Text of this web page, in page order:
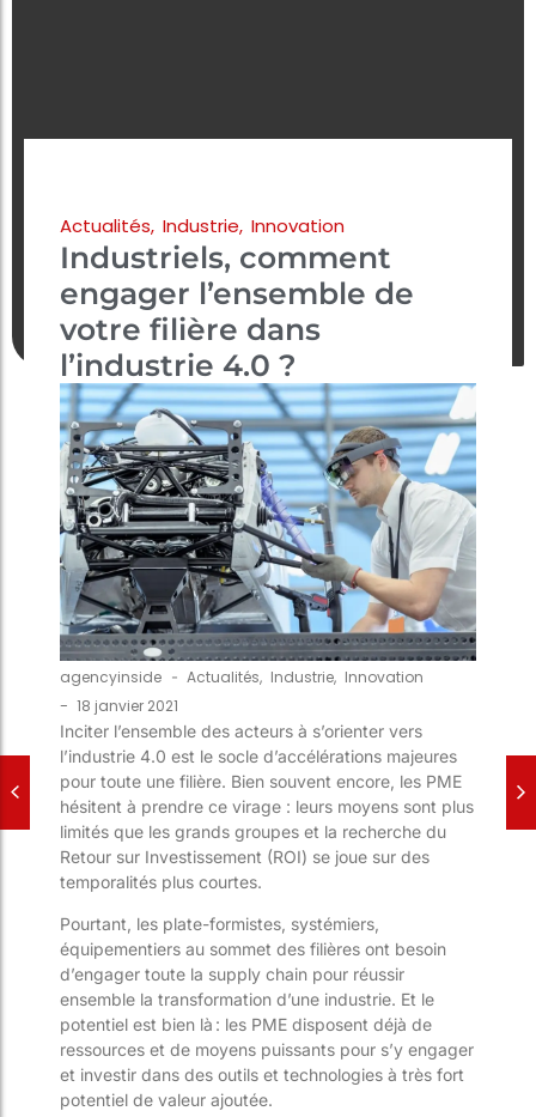
Actualités, Industrie, Innovation
Industriels, comment
engager l’ensemble de
votre filière dans
l’industrie 4.0 ?
agencyinside - Actualités, Industrie, Innovation
- 18 janvier 2021
Inciter l’ensemble des acteurs à s’orienter vers
l’industrie 4.0 est le socle d’accélérations majeures
pour toute une filière. Bien souvent encore, les PME
hésitent à prendre ce virage : leurs moyens sont plus
limités que les grands groupes et la recherche du
Retour sur Investissement (ROI) se joue sur des
temporalités plus courtes.
Pourtant, les plate-formistes, systémiers,
équipementiers au sommet des filières ont besoin
d’engager toute la supply chain pour réussir
ensemble la transformation d’une industrie. Et le
potentiel est bien là : les PME disposent déjà de
ressources et de moyens puissants pour s’y engager
et investir dans des outils et technologies à très fort
potentiel de valeur ajoutée.